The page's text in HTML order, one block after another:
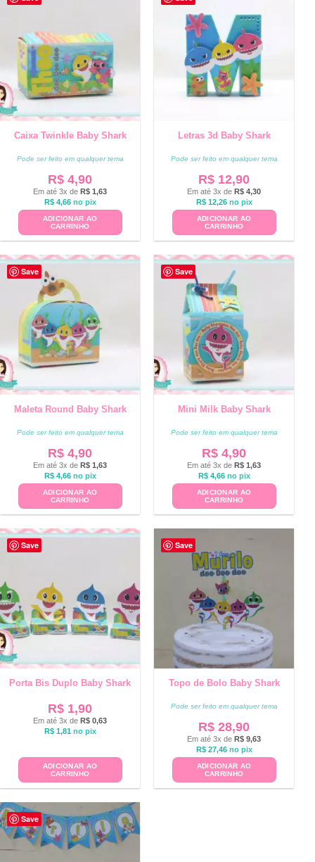
Caixa Twinkle Baby Shark
Pode ser feito em qualquer tema
R$ 4,90
Em até 3x de R$ 1,63
R$4,66 no pix
ADICIONAR AO
CARRINHO
Letras 3d Baby Shark
Pode ser feito em qualquer tema
R$ 12,90
Em até 3x de R$ 4,30
R$12,26 no pix
ADICIONAR AO
CARRINHO
Save
Maleta Round Baby Shark
Pode ser feito em qualquer tema
R$ 4,90
Em até 3x de R$ 1,63
R$4,66 no pix
ADICIONAR AO
CARRINHO
Save
Mini Milk Baby Shark
Pode ser feito em qualquer tema
R$ 4,90
Em até 3x de R$ 1,63
R$4,66 no pix
ADICIONAR AO
CARRINHO
Save
Porta Bis Duplo Baby Shark
R$ 1,90
Em até 3x de R$ 0,63
R$1,81 no pix
ADICIONAR AO
CARRINHO
Save
Topo de Bolo Baby Shark
Pode ser feito em qualquer tema
R$ 28,90
Em até 3x de R$ 9,63
R$27,46 no pix
ADICIONAR AO
CARRINHO
Save